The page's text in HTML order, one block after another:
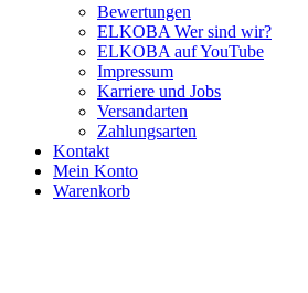
Bewertungen
ELKOBA Wer sind wir?
ELKOBA auf YouTube
Impressum
Karriere und Jobs
Versandarten
Zahlungsarten
Kontakt
Mein Konto
Warenkorb